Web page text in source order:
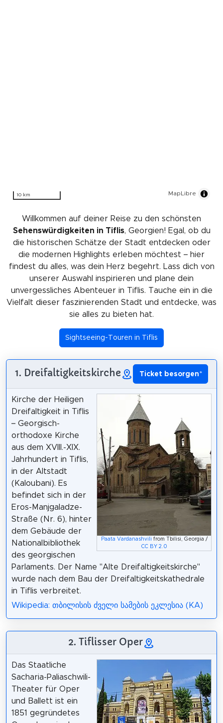
10 km MapLibre
Willkommen auf deiner Reise zu den schönsten
Sehenswürdigkeiten in Tiflis, Georgien! Egal, ob du
die historischen Schätze der Stadt entdecken oder
die modernen Highlights erleben möchtest – hier
findest du alles, was dein Herz begehrt. Lass dich von
unserer Auswahl inspirieren und plane dein
unvergessliches Abenteuer in Tiflis. Tauche ein in die
Vielfalt dieser faszinierenden Stadt und entdecke, was
sie alles zu bieten hat.
Sightseeing-Touren in Tiflis
1. Dreifaltigkeitskirche Ticket besorgen*
Paata Vardanashvili from Tbilisi, Georgia /
CC BY 2.0
Kirche der Heiligen
Dreifaltigkeit in Tiflis
– Georgisch-
orthodoxe Kirche
aus dem XVIII.-XIX.
Jahrhundert in Tiflis,
in der Altstadt
(Kaloubani). Es
befindet sich in der
Eros-Manjgaladze-
Straße (Nr. 6), hinter
dem Gebäude der
Nationalbibliothek
des georgischen
Parlaments. Der Name "Alte Dreifaltigkeitskirche"
wurde nach dem Bau der Dreifaltigkeitskathedrale
in Tiflis verbreitet.
Wikipedia: თბილისის ძველი სამების ეკლესია (KA)
2. Tiflisser Oper
Das Staatliche
Sacharia-Paliaschwili-
Theater für Oper
und Ballett ist ein
1851 gegründetes